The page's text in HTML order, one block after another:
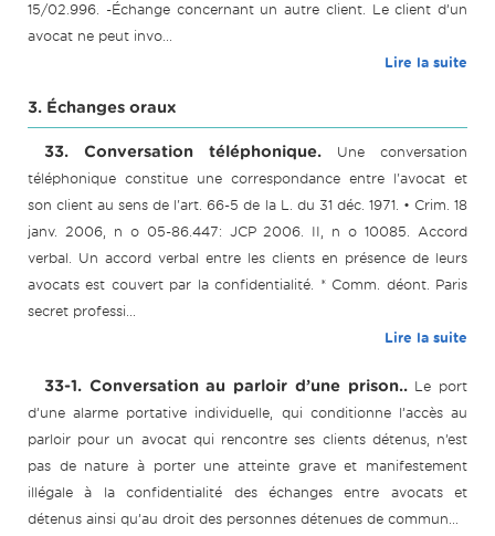
15/02.996. -Échange concernant un autre client. Le client d’un
avocat ne peut invo...
Lire la suite
3. Échanges oraux
33. Conversation téléphonique.
Une conversation
téléphonique constitue une correspondance entre l'avocat et
son client au sens de l'art. 66-5 de la L. du 31 déc. 1971. • Crim. 18
janv. 2006, n o 05-86.447: JCP 2006. II, n o 10085. Accord
verbal. Un accord verbal entre les clients en présence de leurs
avocats est couvert par la confidentialité. * Comm. déont. Paris
secret professi...
Lire la suite
33-1. Conversation au parloir d’une prison.. Le port
d’une alarme portative individuelle, qui conditionne l’accès au
parloir pour un avocat qui rencontre ses clients détenus, n’est
pas de nature à porter une atteinte grave et manifestement
illégale à la confidentialité des échanges entre avocats et
détenus ainsi qu’au droit des personnes détenues de commun...